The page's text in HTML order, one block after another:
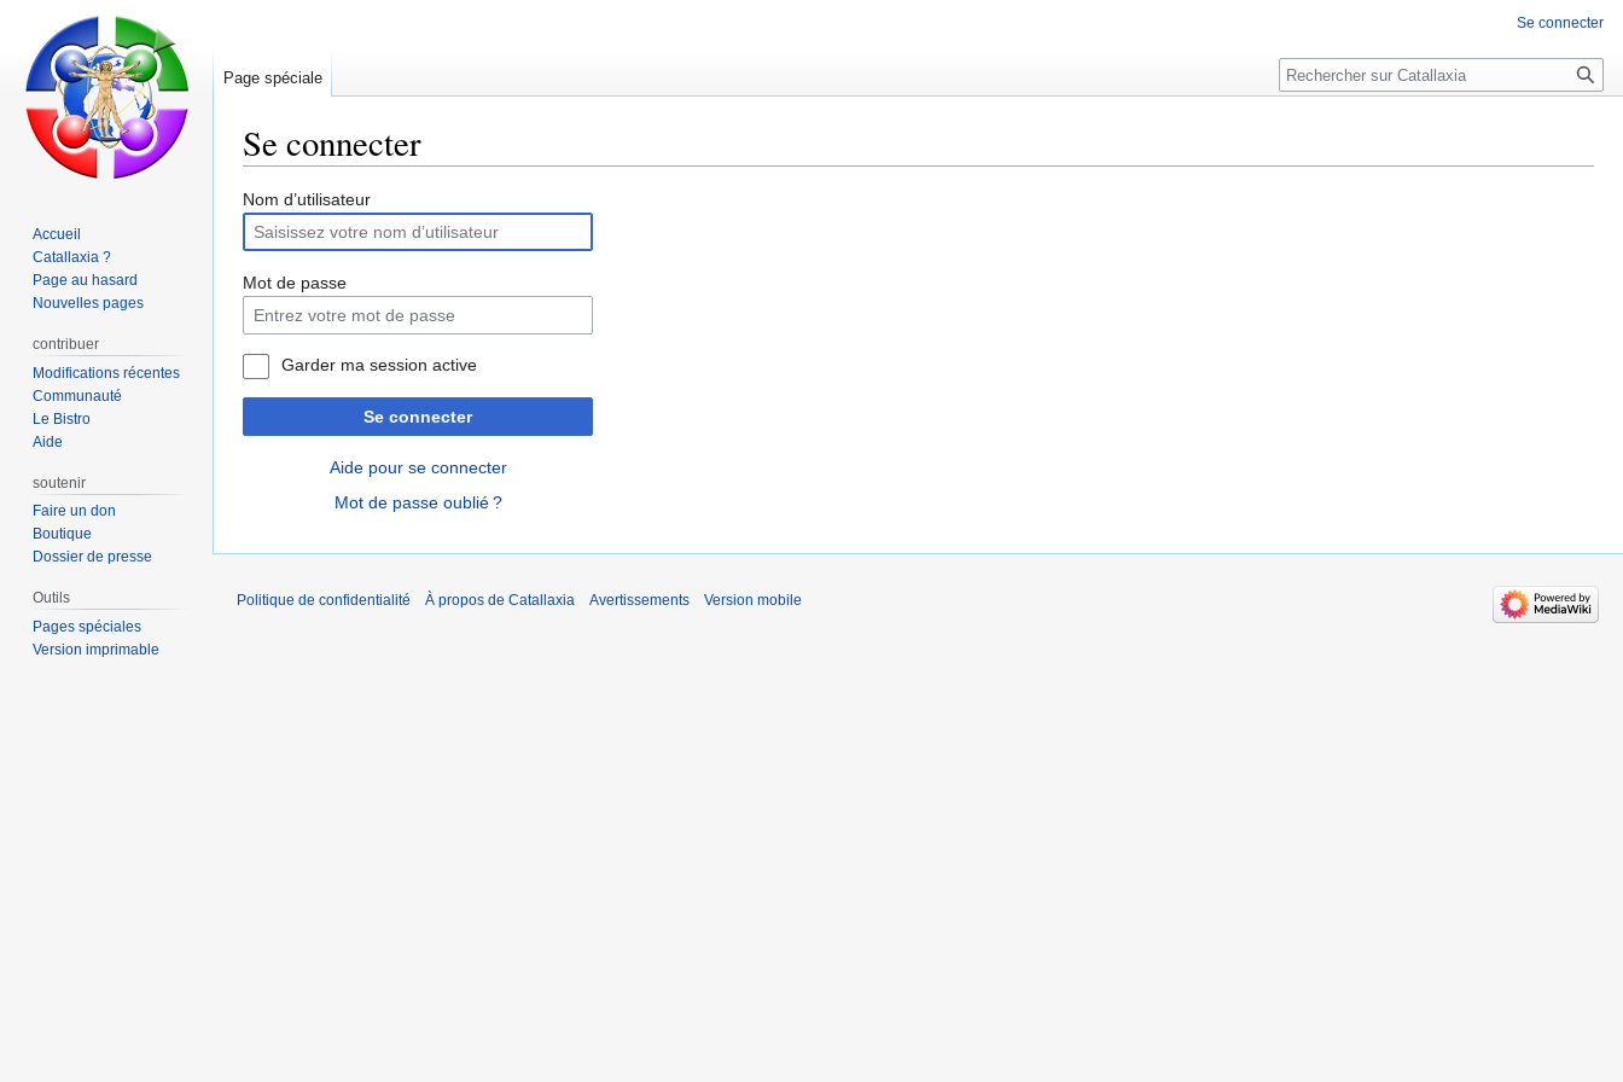
Se connecter
Aller
la
navigation
Aller
la
recherche
Nom d’utilisateur
Mot de passe
Garder ma session active
Se connecter
Aide pour se connecter
Mot de passe oublié ?
Se connecter
Page spéciale Rechercher
Accueil
Catallaxia ?
Page au hasard
Nouvelles pages
contribuer
Modifications récentes
Communauté
Le Bistro
Aide
soutenir
Faire un don
Boutique
Dossier de presse
Outils
Pages spéciales
Version imprimable
Politique de confidentialité À propos de Catallaxia Avertissements Version mobile